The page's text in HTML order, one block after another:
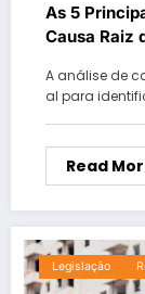
As 5
Causa Raiz
A análise de
al para
Read
Legislação